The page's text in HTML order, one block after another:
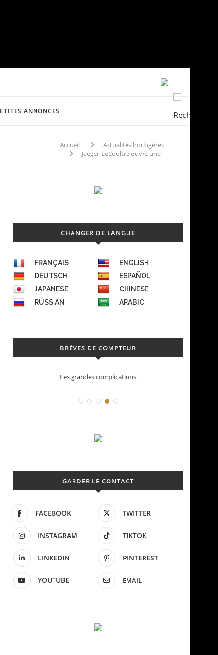
ANNONCES
Accueil
Actualités horlogères
Jaeger-LeCoultre ouvre une
CHANGER DE LANGUE
FRANÇAIS
ENGLISH
DEUTSCH
ESPAÑOL
JAPANESE
CHINESE
RUSSIAN
ARABIC
BRÈVES DE COMPTEUR
Les grandes complications
GARDER LE CONTACT
FACEBOOK TWITTER
INSTAGRAM TIKTOK
LINKEDIN PINTEREST
YOUTUBE EMAIL